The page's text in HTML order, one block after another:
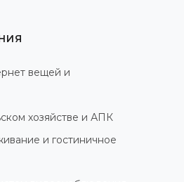
вещей и
хозяйстве и АПК
и гостиничное